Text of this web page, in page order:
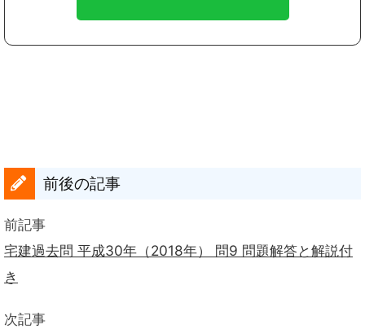
前後の記事
前記事
宅建過去問 平成30年（2018年） 問9 問題解答と解説付
き
次記事